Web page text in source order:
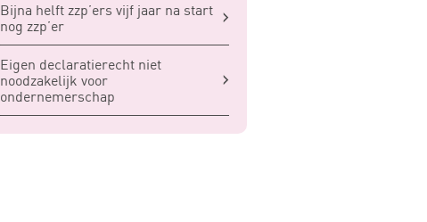
Bijna helft zzp’ers vijf jaar na start
nog zzp’er
Eigen declaratierecht niet
noodzakelijk voor
ondernemerschap